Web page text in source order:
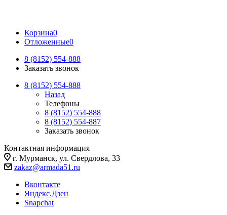
Корзина0
Отложенные0
8 (8152) 554-888
Заказать звонок
8 (8152) 554-888
Назад
Телефоны
8 (8152) 554-888
8 (8152) 554-887
Заказать звонок
Контактная информация
г. Мурманск, ул. Свердлова, 33
zakaz@armada51.ru
Вконтакте
Яндекс.Дзен
Snapchat